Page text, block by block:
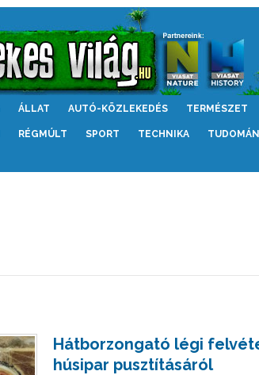
ÁLLAT AUTÓ-KÖZLEKEDÉS TERMÉSZET
RÉGMÚLT SPORT TECHNIKA
Hátborzongató légi
húsipar pusztításáról